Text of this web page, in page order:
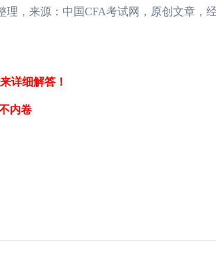
，来源：中国CFA考试网，原创文章，
细解答！
内卷